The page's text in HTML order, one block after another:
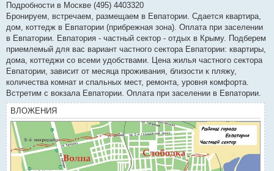
Подробности в Москве (495) 4403320
Бронируем, встречаем, размещаем в Евпатории. Сдается квартира,
дом, коттедж в Евпатории (прибрежная зона). Оплата при заселении
в Евпатории. Евпатория - частный сектор - отдых в Крыму. Подберем
приемлемый для вас вариант частного сектора Евпатории: квартиры,
дома, коттеджи со всеми удобствами. Цена жилья частного сектора
Евпатории, зависит от месяца проживания, близости к пляжу,
количества комнат и спальных мест, ремонта, уровня комфорта.
Встретим с вокзала Евпатории. Оплата при заселении в Евпатории.
ВЛОЖЕНИЯ